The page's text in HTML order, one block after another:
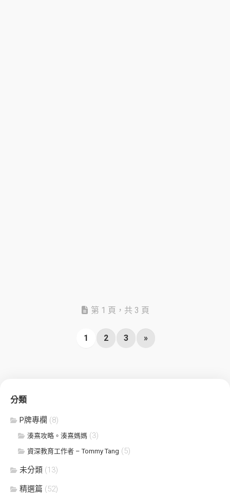
第 1 頁，共 3 頁
1 2 3 »
分類
P牌專欄 (8)
湊熹攻略。湊熹媽媽 (3)
資深教育工作者 – Tommy Tang (5)
未分類 (13)
精選篇 (52)